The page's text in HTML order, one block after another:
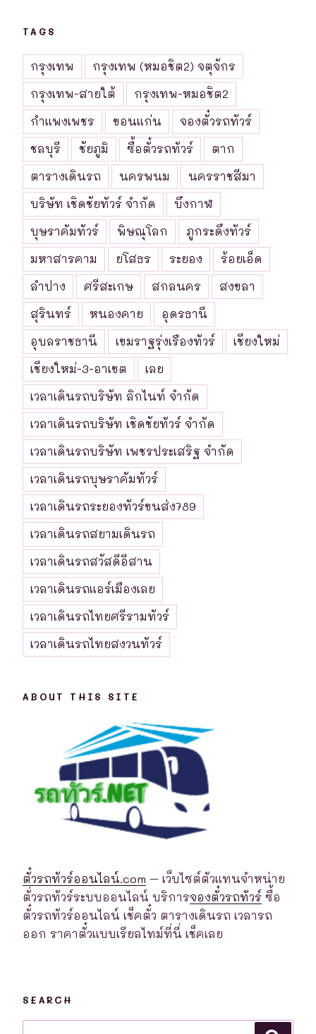
TAGS
กรุงเทพ
กรุงเทพ (หมอชิต2) จตุจักร
กรุงเทพ-สายใต้
กรุงเทพ-หมอชิต2
กำแพงเพชร
ขอนแก่น
จองตั๋วรถทัวร์
ชลบุรี
ชัยภูมิ ซื้อตั๋วรถทัวร์
ตาก
ตารางเดินรถ
นครพนม
นครราชสีมา
บริษัท เชิดชัยทัวร์ จำกัด
บึงกาฬ
บุษราคัมทัวร์
พิษณุโลก
ภูกระดึงทัวร์
มหาสารคาม
ยโสธร ระยอง
ร้อยเอ็ด
ลำปาง
ศรีสะเกษ สกลนคร
สงขลา
สุรินทร์
หนองคาย
อุดรธานี
อุบลราชธานี
เขมราฐรุ่งเรืองทัวร์
เชียงใหม่
เชียงใหม่-3-อาเขต
เลย
เวลาเดินรถบริษัท ลิกไนท์ จำกัด
เวลาเดินรถบริษัท เชิดชัยทัวร์ จำกัด
เวลาเดินรถบริษัท เพชรประเสริฐ จำกัด
เวลาเดินรถบุษราคัมทัวร์
เวลาเดินรถระยองทัวร์ขนส่ง789
เวลาเดินรถสยามเดินรถ
เวลาเดินรถสวัสดีอีสาน
เวลาเดินรถแอร์เมืองเลย
เวลาเดินรถไทยศรีรามทัวร์
เวลาเดินรถไทยสงวนทัวร์
ABOUT THIS SITE
ตั๋วรถทัวร์ออนไลน์.com – เว็บไซต์ตัวแทนจำหน่าย
ตั่วรถทัวร์ระบบออนไลน์ บริการจองตั๋วรถทัวร์ ซื้อ
ตั๋วรถทัวร์ออนไลน์ เช็คตั๋ว ตารางเดินรถ เวลารถ
ออก ราคาตั๋วแบบเรียลไทม์ที่นี่ เช็คเลย
SEARCH